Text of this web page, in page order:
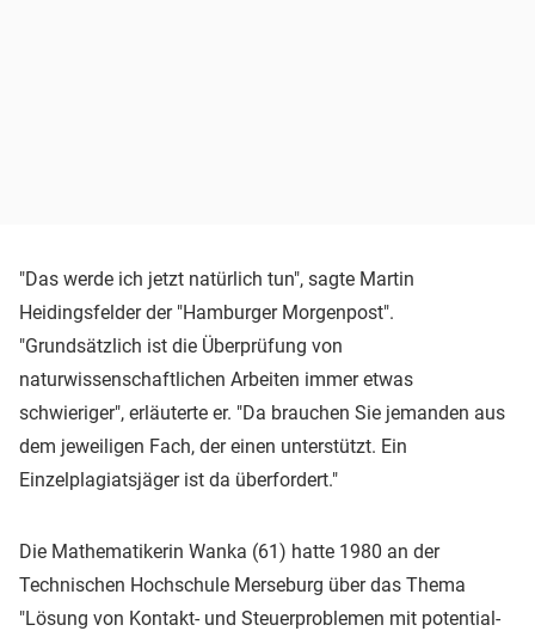
"Das werde ich jetzt natürlich tun", sagte Martin
Heidingsfelder der "Hamburger Morgenpost".
"Grundsätzlich ist die Überprüfung von
naturwissenschaftlichen Arbeiten immer etwas
schwieriger", erläuterte er. "Da brauchen Sie jemanden aus
dem jeweiligen Fach, der einen unterstützt. Ein
Einzelplagiatsjäger ist da überfordert."
Die Mathematikerin Wanka (61) hatte 1980 an der
Technischen Hochschule Merseburg über das Thema
"Lösung von Kontakt- und Steuerproblemen mit potential-